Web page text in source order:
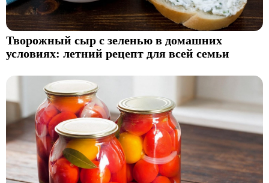
Творожный сыр с зеленью в домашних
условиях: летний рецепт для всей семьи